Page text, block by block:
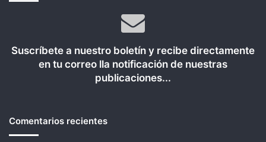
Suscríbete a nuestro boletín y recibe directamente
en tu correo lla notificación de nuestras
publicaciones...
Comentarios recientes